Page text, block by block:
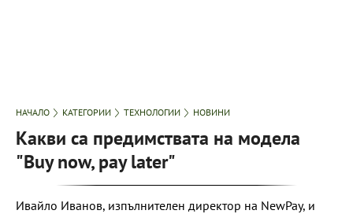
НАЧАЛО КАТЕГОРИИ ТЕХНОЛОГИИ НОВИНИ
Какви са предимствата на модела
"Buy now, pay later"
Ивайло Иванов, изпълнителен директор на NewPay, и